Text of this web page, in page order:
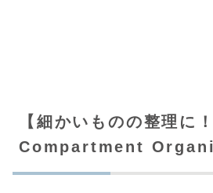
【細かいものの整理に
Compartment